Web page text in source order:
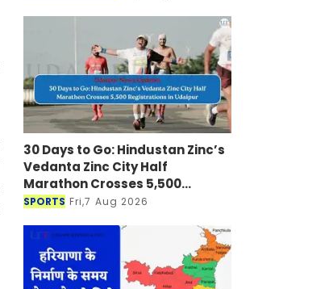
30 Days to Go: Hindustan Zinc’s
Vedanta Zinc City Half
Marathon Crosses 5,500
Registrations in Udaipur
SPORTS Fri,7 Aug 2026